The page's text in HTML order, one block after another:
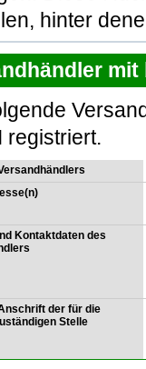
hinter
registriert.
Kontaktdaten des
der für die
Stelle